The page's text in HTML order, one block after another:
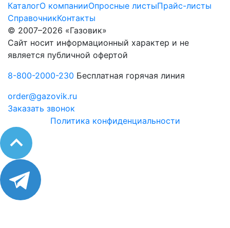
КаталогО компанииОпросные листыПрайс-листы
СправочникКонтакты
© 2007–2026 «Газовик»
Сайт носит информационный характер и не
является публичной офертой
8-800-2000-230 Бесплатная горячая линия
order@gazovik.ru
Заказать звонок
Политика конфиденциальности